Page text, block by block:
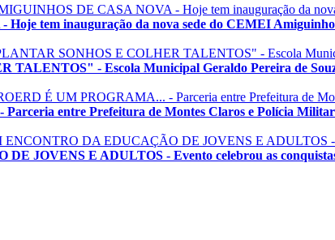
tem inauguração da nova sede do CEMEI
TALENTOS" - Escola Municipal Geraldo Pereira de
entre Prefeitura de Montes Claros e Polícia Militar
JOVENS E ADULTOS - Evento celebrou as